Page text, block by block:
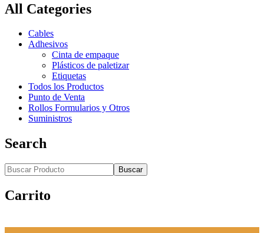
All Categories
Cables
Adhesivos
Cinta de empaque
Plásticos de paletizar
Etiquetas
Todos los Productos
Punto de Venta
Rollos Formularios y Otros
Suministros
Search
Buscar
Carrito